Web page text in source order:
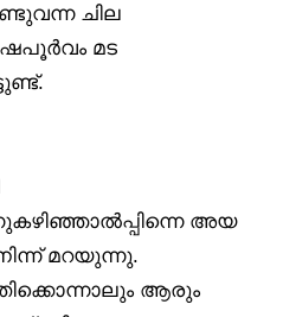
ചില
മട
അയ
മറയുന്നു.
ആരും